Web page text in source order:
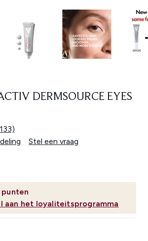
DERMSOURCE EYES
beoordelingen.
Stel een vraag
punten
aan het loyaliteitsprogramma